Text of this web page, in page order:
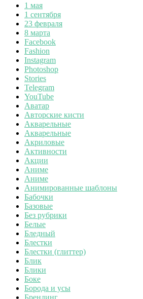
1 мая
1 сентября
23 февраля
8 марта
Facebook
Fashion
Instagram
Photoshop
Stories
Telegram
YouTube
Аватар
Авторские кисти
Акварельные
Акварельные
Акриловые
Активности
Акции
Аниме
Аниме
Анимированные шаблоны
Бабочки
Базовые
Без рубрики
Белые
Бледный
Блестки
Блестки (глиттер)
Блик
Блики
Боке
Борода и усы
Брендинг